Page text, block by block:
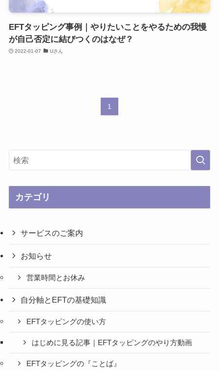
EFTタッピング事例｜やりたいことをやるための我慢
が自己否定に結びつくのはなぜ？
2022-01-07 Uさん
1
カテゴリ
サービスのご案内
お知らせ
営業時間とお休み
自分軸とEFTの基礎知識
EFTタッピングの使い方
はじめに見る記事｜EFTタッピングのやり方動画
EFTタッピングの『ことば』